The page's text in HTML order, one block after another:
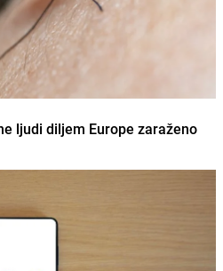
ljudi diljem Europe zaraženo